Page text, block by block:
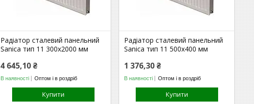
Радіатор сталевий панельний
Sanica тип 11 300х2000 мм
4 645,10 ₴
В наявності Оптом і в роздріб
Купити
Радіатор сталевий панельний
Sanica тип 11 500х400 мм
1 376,30 ₴
В наявності Оптом і в роздріб
Купити